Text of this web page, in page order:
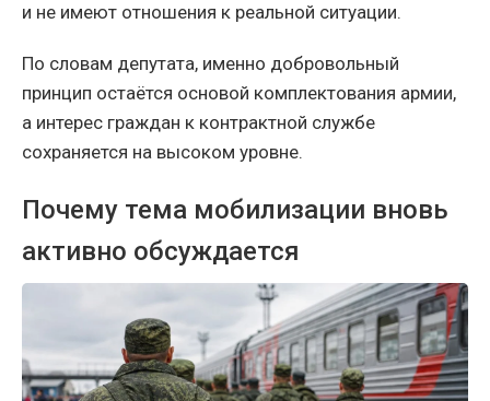
и не имеют отношения к реальной ситуации.
По словам депутата, именно добровольный
принцип остаётся основой комплектования армии,
а интерес граждан к контрактной службе
сохраняется на высоком уровне.
Почему тема мобилизации вновь
активно обсуждается